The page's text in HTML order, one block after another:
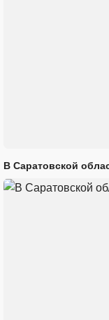
В Саратовской